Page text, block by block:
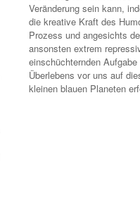
Veränderung sein kann,
die kreative Kraft des
Prozess und angesichts
ansonsten extrem
einschüchternden Aufgabe
Überlebens vor uns auf
kleinen blauen Planeten